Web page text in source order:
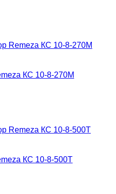
КС 10-8-270М
КС 10-8-500Т